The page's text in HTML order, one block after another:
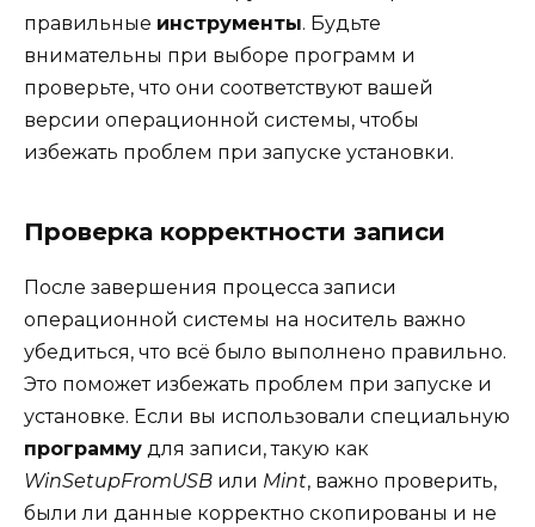
правильные инструменты. Будьте
внимательны при выборе программ и
проверьте, что они соответствуют вашей
версии операционной системы, чтобы
избежать проблем при запуске установки.
Проверка корректности записи
После завершения процесса записи
операционной системы на носитель важно
убедиться, что всё было выполнено правильно.
Это поможет избежать проблем при запуске и
установке. Если вы использовали специальную
программу для записи, такую как
WinSetupFromUSB или Mint, важно проверить,
были ли данные корректно скопированы и не